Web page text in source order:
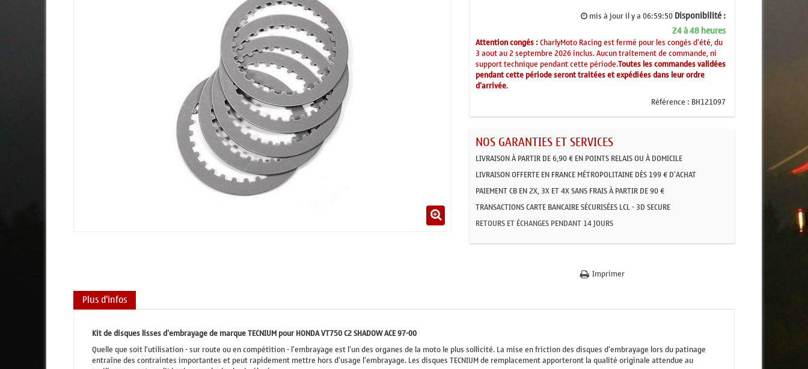
mis à jour il y a06:59:50Disponibilité :
24 à 48 heures
Attention congés :CharlyMoto Racing est fermé pour les congés d'été, du
3 aout au 2 septembre 2026 inclus. Aucun traitement de commande, ni
support technique pendant cette période.Toutes les commandes validées
pendant cette période seront traitées et expédiées dans leur ordre
d'arrivée.
Référence : BH121097
NOS GARANTIES ET SERVICES
LIVRAISON À PARTIR DE 6,90 € EN POINTS RELAIS OU À DOMICILE
LIVRAISON OFFERTE EN FRANCE MÉTROPOLITAINE DÈS 199 € D'ACHAT
PAIEMENT CB EN 2X, 3X ET 4X SANS FRAIS À PARTIR DE 90 €
TRANSACTIONS CARTE BANCAIRE SÉCURISÉES LCL - 3D SECURE
RETOURS ET ÉCHANGES PENDANT 14 JOURS
Imprimer
Plus d'infos
Kit de disques lisses d'embrayage de marque TECNIUM pour HONDA VT750 C2 SHADOW ACE 97-00
Quelle que soit l'utilisation - sur route ou en compétition - l'embrayage est l'un des organes de la moto le plus sollicité. La mise en friction des disques d'embrayage lors du patinage
entraîne des contraintes importantes et peut rapidement mettre hors d'usage l'embrayage. Les disques TECNIUM de remplacement apporteront la qualité originale attendue au